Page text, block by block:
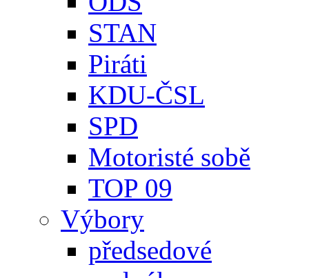
STAN
Piráti
KDU-ČSL
SPD
Motoristé sobě
TOP 09
Výbory
předsedové